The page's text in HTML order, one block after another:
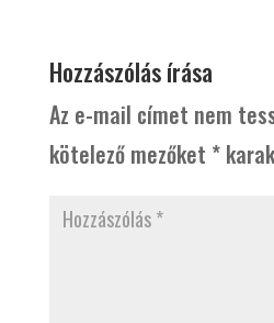
Hozzászólás írása
Az e-mail címet nem
kötelező mezőket *